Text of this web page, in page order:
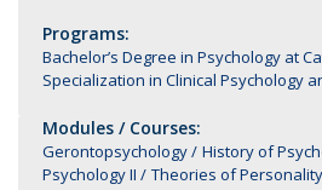
Programs:
Bachelor’s Degree in Psychology at
Specialization in Clinical Psychology
Modules / Courses:
Gerontopsychology History of
Psychology II
Theories of Personality